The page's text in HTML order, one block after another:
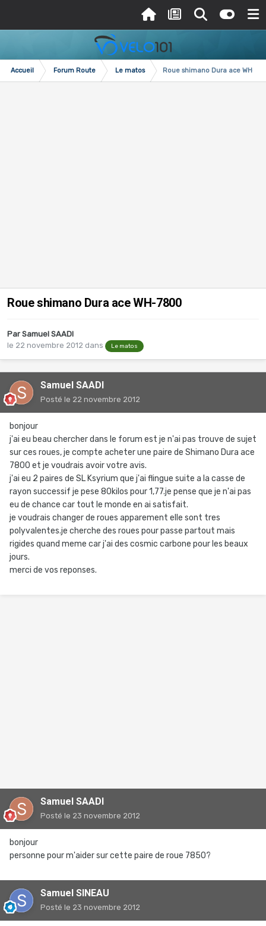
Accueil Forum Route Le matos Roue shimano Dura ace WH-
Roue shimano Dura ace WH-7800
Par Samuel SAADI
le 22 novembre 2012 dans Le matos
Samuel SAADI
Posté le 22 novembre 2012
bonjour
j'ai eu beau chercher dans le forum est je n'ai pas trouve de sujet
sur ces roues, je compte acheter une paire de Shimano Dura ace
7800 et je voudrais avoir votre avis.
j'ai eu 2 paires de SL Ksyrium que j'ai flingue suite a la casse de
rayon successif je pese 80kilos pour 1,77.je pense que je n'ai pas
eu de chance car tout le monde en ai satisfait.
je voudrais changer de roues apparement elle sont tres
polyvalentes.je cherche des roues pour passe partout mais
rigides quand meme car j'ai des cosmic carbone pour les beaux
jours.
merci de vos reponses.
Samuel SAADI
Posté le 23 novembre 2012
bonjour
personne pour m'aider sur cette paire de roue 7850?
Samuel SINEAU
Posté le 23 novembre 2012